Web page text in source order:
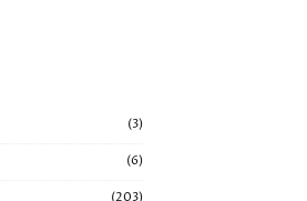
(3)
(6)
(203)